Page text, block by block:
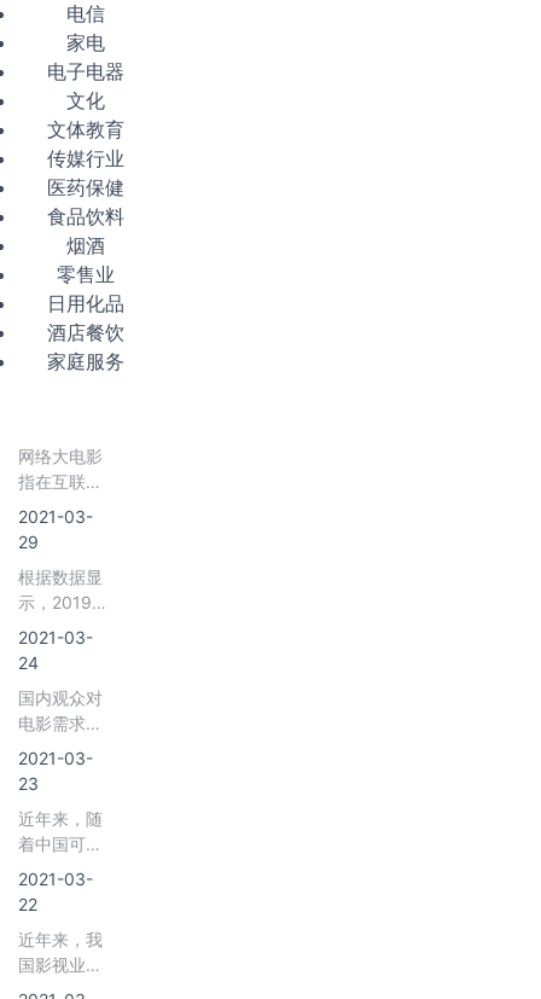
电信
家电
电子电器
文化
文体教育
传媒行业
医药保健
食品饮料
烟酒
零售业
日用化品
酒店餐饮
家庭服务
网络大电影
指在互联网
首发，时长
超过60分钟
的电影结构
与容量、制
作精良、符
合国家相关
电影。按电
影内容分
类，网络大
电影同院线
电影一样可
分为爱情
片、喜剧
片、犯罪
片、悬疑
片、魔幻片
等类型。
2021-03-
29
根据数据显
示，2019
年，我国网
络文学行业
455.4亿
元，较上年
同比增长
5.4%；
国网络文学
行业市场规
模为460.1亿
元，较上年
同比增长
1%。
2021-03-
24
国内观众对
电影需求增
长的同时，
对国内影视
不断提高。
国内市场上
受观众诟病
的“五毛特效”
观。就电影
后期、特效
2021-03-
23
近年来，随
着中国可支
配收入的持
续上升，影
们的生活日
益重要。
2021-03-
22
近年来，我
国影视业在
居民收入稳